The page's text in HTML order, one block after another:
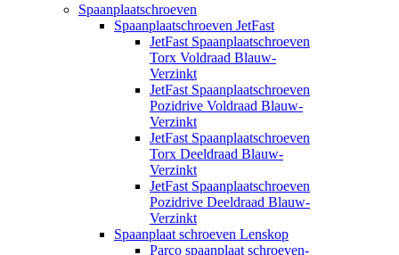
Spaanplaatschroeven
Spaanplaatschroeven JetFast
JetFast Spaanplaatschroeven
Torx Voldraad Blauw-
Verzinkt
JetFast Spaanplaatschroeven
Pozidrive Voldraad Blauw-
Verzinkt
JetFast Spaanplaatschroeven
Torx Deeldraad Blauw-
Verzinkt
JetFast Spaanplaatschroeven
Pozidrive Deeldraad Blauw-
Verzinkt
Spaanplaat schroeven Lenskop
Parco spaanplaat schroeven-